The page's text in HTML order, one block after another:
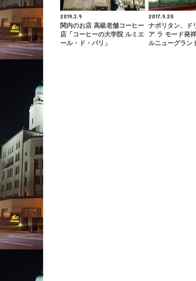
2019.3.9
関内のお店 高級老舗コーヒー
店「コーヒーの大学院 ルミエ
ール・ド・パリ」
2017.9.20
ナポリタン、ド
ア ラ モード発
ルニューグラン